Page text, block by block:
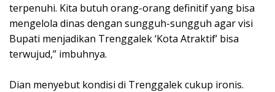
terpenuhi. Kita butuh orang-orang definitif yang bisa
mengelola dinas dengan sungguh-sungguh agar visi
Bupati menjadikan Trenggalek ‘Kota Atraktif’ bisa
terwujud,” imbuhnya.
​Dian menyebut kondisi di Trenggalek cukup ironis.